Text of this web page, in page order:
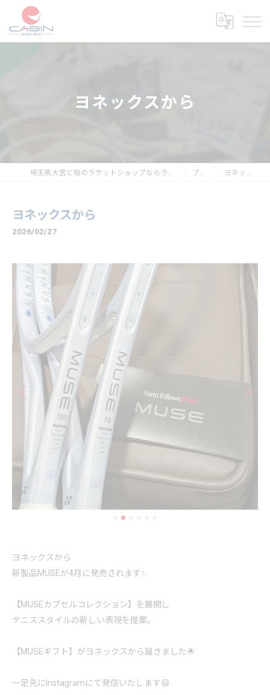
ヨネックスから
埼玉県大宮と柏のラケットショップならラケットショップキャビン ブログ ヨネックスから
ヨネックスから
2026/02/27
ヨネックスから
新製品MUSEが4月に発売されます✨
【MUSEカプセルコレクション】を展開し
テニススタイルの新しい表現を提案。
【MUSEギフト】がヨネックスから届きました🌟
一足先にInstagramにて発信いたします😄